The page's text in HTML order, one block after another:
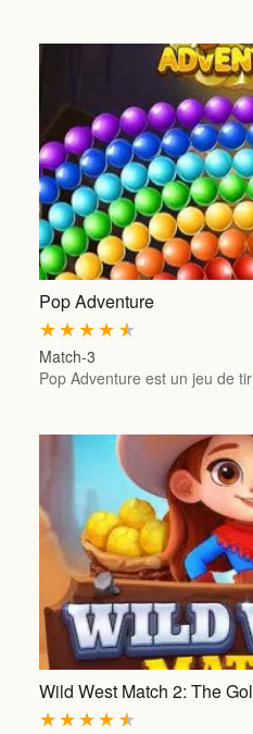
Pop Adventure
★
★
★
★
★
Match-3
Pop Adventure est un jeu de
Wild West Match 2: The
★
★
★
★
★